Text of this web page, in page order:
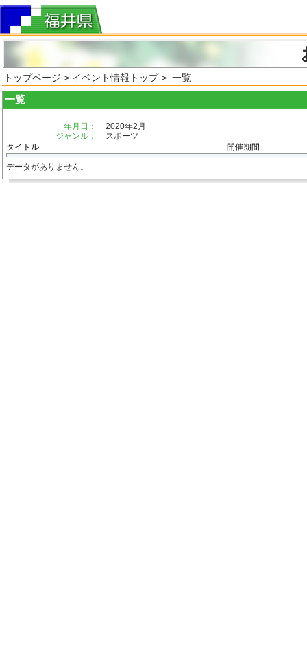
トップページ > イベント情報トップ> 一覧
一覧
年月日：
2020年2月
ジャンル：
スポーツ
タイトル
開催期間
データがありません。